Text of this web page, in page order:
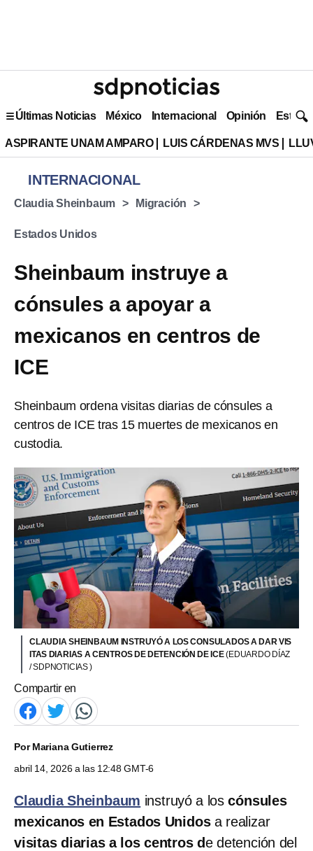
Últimas Noticias México Internacional Opinión Estilo
ASPIRANTE UNAM AMPARO LUIS CÁRDENAS MVS
INTERNACIONAL
Claudia Sheinbaum Migración
Estados Unidos
Sheinbaum instruye a
cónsules a apoyar a
mexicanos en centros de
ICE
Sheinbaum ordena visitas diarias de cónsules a
centros de ICE tras 15 muertes de mexicanos en
custodia.
CLAUDIA SHEINBAUM INSTRUYÓ A LOS CONSULADOS A DAR VIS
ITAS DIARIAS A CENTROS DE DETENCIÓN DE ICE(EDUARDO DÍAZ
/ SDPNOTICIAS )
Compartir en
PorMariana Gutierrez
abril 14, 2026 a las 12:48 GMT-6
Claudia Sheinbaum instruyó a loscónsules
mexicanos en Estados Unidosa realizar
visitas diarias a los centros de detención del